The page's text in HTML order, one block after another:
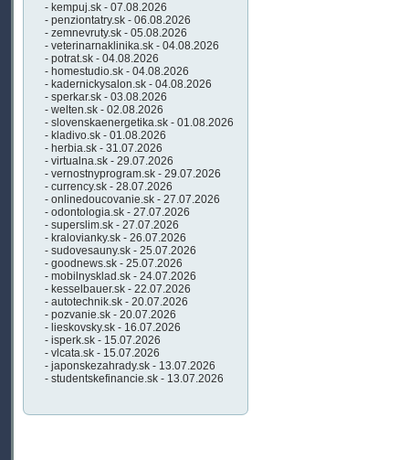
- kempuj.sk - 07.08.2026
- penziontatry.sk - 06.08.2026
- zemnevruty.sk - 05.08.2026
- veterinarnaklinika.sk - 04.08.2026
- potrat.sk - 04.08.2026
- homestudio.sk - 04.08.2026
- kadernickysalon.sk - 04.08.2026
- sperkar.sk - 03.08.2026
- welten.sk - 02.08.2026
- slovenskaenergetika.sk - 01.08.2026
- kladivo.sk - 01.08.2026
- herbia.sk - 31.07.2026
- virtualna.sk - 29.07.2026
- vernostnyprogram.sk - 29.07.2026
- currency.sk - 28.07.2026
- onlinedoucovanie.sk - 27.07.2026
- odontologia.sk - 27.07.2026
- superslim.sk - 27.07.2026
- kralovianky.sk - 26.07.2026
- sudovesauny.sk - 25.07.2026
- goodnews.sk - 25.07.2026
- mobilnysklad.sk - 24.07.2026
- kesselbauer.sk - 22.07.2026
- autotechnik.sk - 20.07.2026
- pozvanie.sk - 20.07.2026
- lieskovsky.sk - 16.07.2026
- isperk.sk - 15.07.2026
- vlcata.sk - 15.07.2026
- japonskezahrady.sk - 13.07.2026
- studentskefinancie.sk - 13.07.2026